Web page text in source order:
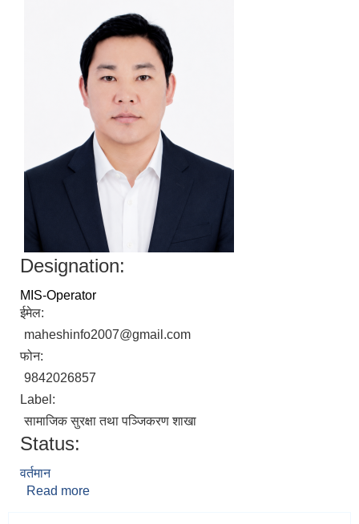
Designation:
MIS-Operator
ईमेल:
maheshinfo2007@gmail.com
फोन:
9842026857
Label:
सामाजिक सुरक्षा तथा पञ्‍जिकरण शाखा
Status:
वर्तमान
Read more